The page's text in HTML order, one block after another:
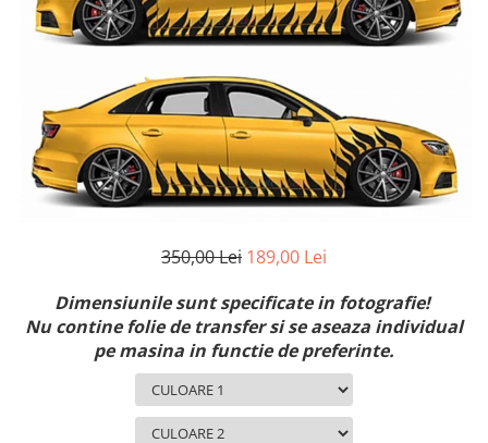
MERCEDES
RENAULT
SEAT
SKODA
VOLKSWAGEN
STALPI MARCI AUTO
TOP VANZARI
STICKERE PARBRIZ
STICKERE STALPI SI GEAM MIC
STICKERE CAMUFLAJ
350,00 Lei 189,00 Lei
Dimensiunile sunt specificate in fotografie!
Nu contine folie de transfer si se aseaza individual
pe masina in functie de preferinte.